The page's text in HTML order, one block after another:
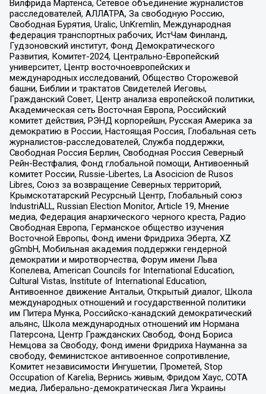
Вилфрида Мартенса, Сетевое объединение журналистов
расследователей, АЛЛАТРА, За свободную Россию,
Свободная Бурятия, Uralic, UnKremlin, Международная
федерация транспортных рабочих, ИстЧам Финланд,
Гудзоновский институт, Фонд Демократического
Развития, Комитет-2024, Центрально-Европейский
университет, Центр восточноевропейских и
международных исследований, Общество Сторожевой
башни, Библии и трактатов Свидетелей Иеговы,
Гражданский Совет, Центр анализа европейской политики,
Академическая сеть Восточная Европа, Российский
комитет действия, РЭНД корпорейшн, Русская Америка за
демократию в России, Настоящая Россия, Глобальная сеть
журналистов-расследователей, Служба поддержки,
Свободная Россия Берлин, Свободная Россия Северный
Рейн-Вестфалия, Фонд глобальной помощи, Антивоенный
комитет России, Russie-Libertes, La Asocicion de Rusos
Libres, Союз за возвращение Северных территорий,
Крымскотатарский Ресурсный Центр, Глобальный союз
IndustriALL, Russian Election Monitor, Article 19, Мнение
медиа, Федерация анархического черного креста, Радио
Свободная Европа, Германское общество изучения
Восточной Европы, Фонд имени Фридриха Эберта, XZ
gGmbH, Мобильная академия поддержки гендерной
демократии и миротворчества, Форум имени Льва
Копелева, American Councils for International Education,
Cultural Vistas, Institute of International Education,
Антивоенное движение Антальи, Открытый диалог, Школа
международных отношений и государственной политики
им Питера Мунка, Российско-канадский демократический
альянс, Школа международных отношений им Нормана
Патерсона, Центр Гражданских Свобод, Фонд Бориса
Немцова за Свободу, Фонд имени Фридриха Науманна за
свободу, Феминистское антивоенное сопротивление,
Комитет независимости Ингушетии, Прометей, Stop
Occupation of Karelia, Вернись живым, Фридом Хаус, СОТА
медиа, Либерально-демократическая Лига Украины